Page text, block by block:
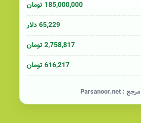
185,000,000 تومان
65,229 دلار
2,758,817 تومان
616,217 تومان
مرجع : Parsanoor.net